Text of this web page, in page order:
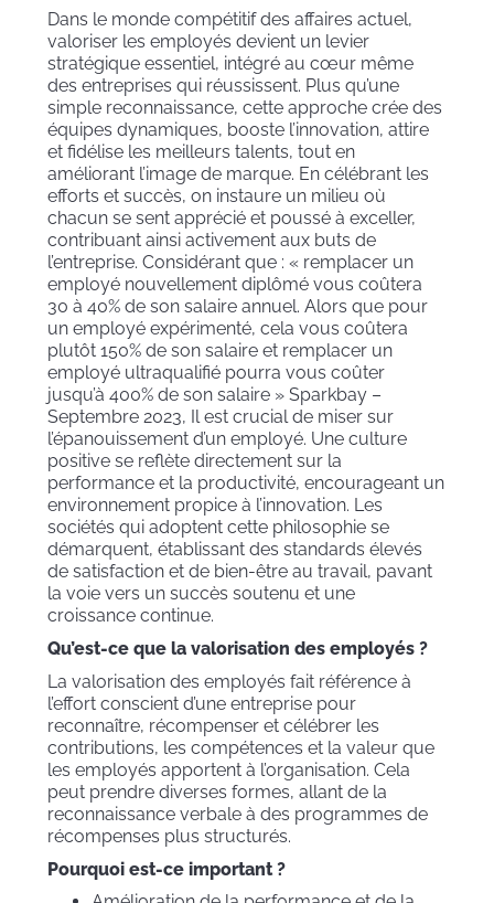
Dans le monde compétitif des affaires actuel,
valoriser les employés devient un levier
stratégique essentiel, intégré au cœur même
des entreprises qui réussissent. Plus qu’une
simple reconnaissance, cette approche crée des
équipes dynamiques, booste l’innovation, attire
et fidélise les meilleurs talents, tout en
améliorant l’image de marque. En célébrant les
efforts et succès, on instaure un milieu où
chacun se sent apprécié et poussé à exceller,
contribuant ainsi activement aux buts de
l’entreprise. Considérant que : « remplacer un
employé nouvellement diplômé vous coûtera
30 à 40% de son salaire annuel. Alors que pour
un employé expérimenté, cela vous coûtera
plutôt 150% de son salaire et remplacer un
employé ultraqualifié pourra vous coûter
jusqu’à 400% de son salaire » Sparkbay –
Septembre 2023, Il est crucial de miser sur
l’épanouissement d’un employé. Une culture
positive se reflète directement sur la
performance et la productivité, encourageant un
environnement propice à l’innovation. Les
sociétés qui adoptent cette philosophie se
démarquent, établissant des standards élevés
de satisfaction et de bien-être au travail, pavant
la voie vers un succès soutenu et une
croissance continue.
Qu’est-ce que la valorisation des employés ?
La valorisation des employés fait référence à
l’effort conscient d’une entreprise pour
reconnaître, récompenser et célébrer les
contributions, les compétences et la valeur que
les employés apportent à l’organisation. Cela
peut prendre diverses formes, allant de la
reconnaissance verbale à des programmes de
récompenses plus structurés.
Pourquoi est-ce important ?